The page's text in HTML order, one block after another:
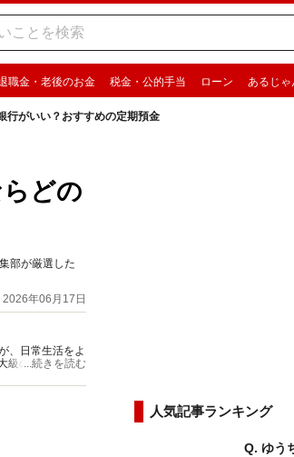
職金・老後のお金 税金・公的手当 ローン あるじゃ
行がいい？おすすめの定期預金
どの
部が厳選した
年06月17日
、日常生活をよ
級の総合情報サ
...続きを読む
人気記事ランキング
Q. ゆう